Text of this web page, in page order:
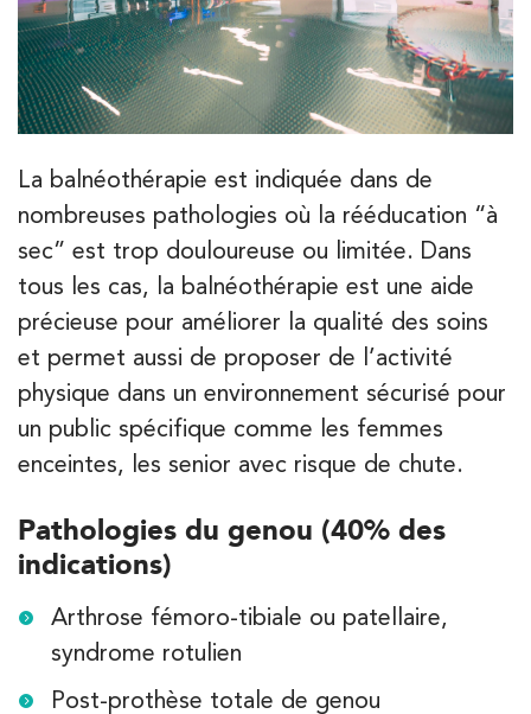
La balnéothérapie est indiquée dans de
nombreuses pathologies où la rééducation “à
sec” est trop douloureuse ou limitée. Dans
tous les cas, la balnéothérapie est une aide
précieuse pour améliorer la qualité des soins
et permet aussi de proposer de l’activité
physique dans un environnement sécurisé pour
un public spécifique comme les femmes
enceintes, les senior avec risque de chute.
Pathologies du genou (40% des
indications)
Arthrose fémoro-tibiale ou patellaire,
syndrome rotulien
Post-prothèse totale de genou